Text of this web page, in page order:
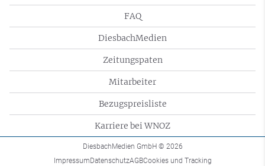
FAQ
DiesbachMedien
Zeitungspaten
Mitarbeiter
Bezugspreisliste
Karriere bei WNOZ
DiesbachMedien GmbH © 2026
ImpressumDatenschutzAGBCookies und Tracking